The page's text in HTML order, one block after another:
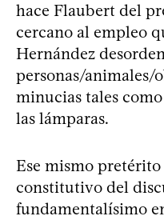
hace Flaubert del
cercano al empleo
Hernández
personas/animales/
minucias tales
las lámparas.
Ese mismo
constitutivo del
fundamentalísimo